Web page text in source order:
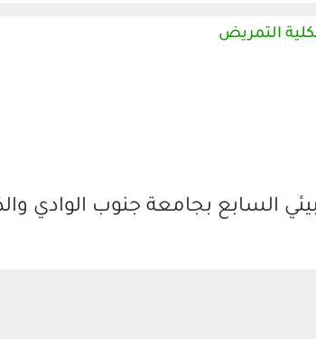
التمريض
السابع بجامعة جنوب الوادي